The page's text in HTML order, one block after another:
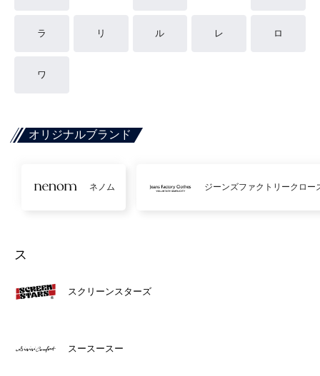
ラ リ ル レ ロ
ワ
オリジナルブランド
ネノム ジーンズファクトリークロー
ス
スクリーンスターズ
スースースー